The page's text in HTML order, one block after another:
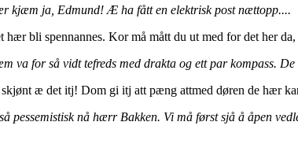
kjæm ja, Edmund! Æ ha fått en elektrisk post nættopp....
hær bli spennannes. Kor må mått du ut med for det her
va for så vidt tefreds med drakta og ett par kompass.
æ det itj! Dom gi itj att pæng attmed døren de hær
pessemistisk nå hærr Bakken. Vi må først sjå å åpen